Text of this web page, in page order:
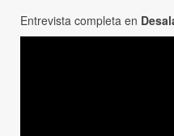
Entrevista completa en